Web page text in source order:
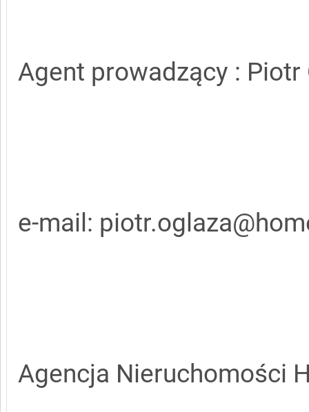
Agent prowadzący : Piotr
e-mail:
Agencja Nieruchomości